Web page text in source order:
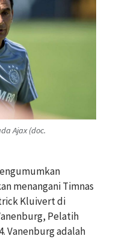
Ajax (doc.
menangani Timnas
Kluivert di
Pelatih
Vanenburg adalah